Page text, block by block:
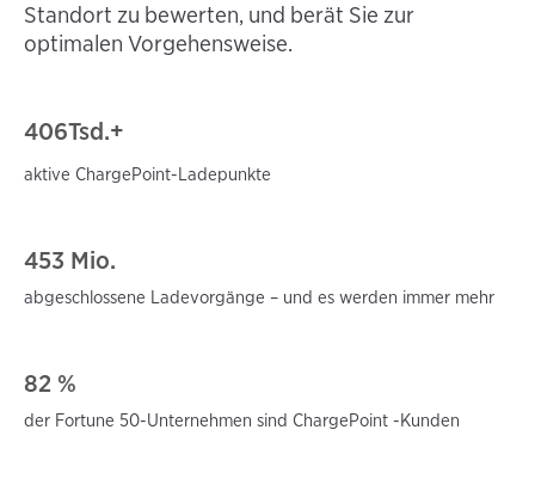
Standort zu bewerten, und berät Sie zur
optimalen Vorgehensweise.
406Tsd.+
aktive ChargePoint-Ladepunkte
453 Mio.
abgeschlossene Ladevorgänge – und es werden immer mehr
82 %
der Fortune 50-Unternehmen sind ChargePoint -Kunden